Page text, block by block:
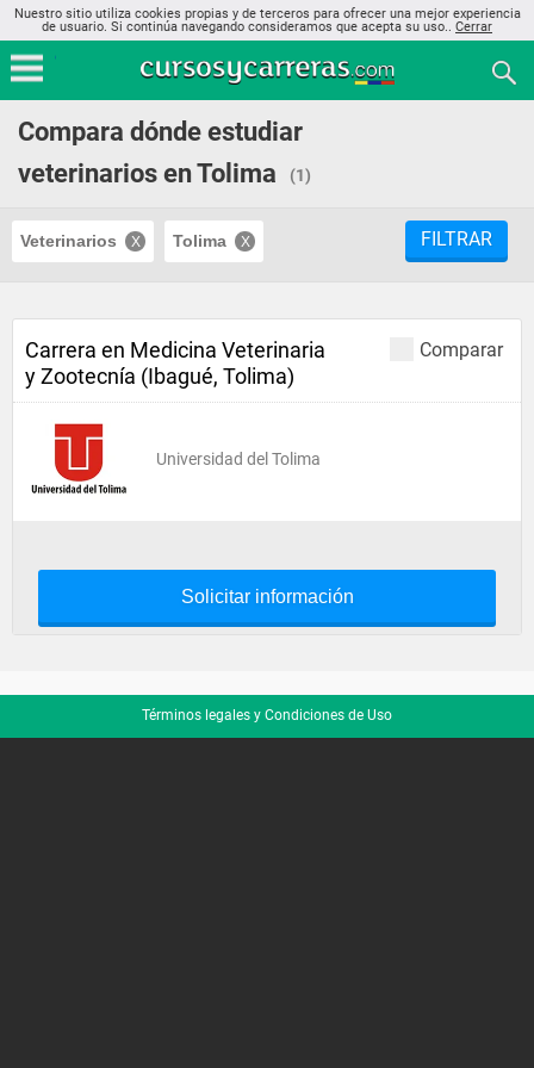
Nuestro sitio utiliza cookies propias y de terceros para ofrecer una mejor experiencia
de usuario. Si continúa navegando consideramos que acepta su uso.. Cerrar
Compara dónde estudiar
veterinarios en Tolima
(1)
Veterinarios Tolima FILTRAR
Comparar
Carrera en Medicina Veterinaria
y Zootecnía (Ibagué, Tolima)
Universidad del Tolima
Solicitar información
Términos legales y Condiciones de Uso